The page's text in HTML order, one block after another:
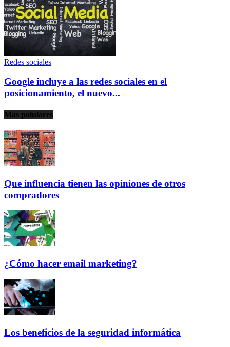
Redes sociales
Google incluye a las redes sociales en el
posicionamiento, el nuevo...
Mas polulares
Que influencia tienen las opiniones de otros
compradores
¿Cómo hacer email marketing?
Los beneficios de la seguridad informática